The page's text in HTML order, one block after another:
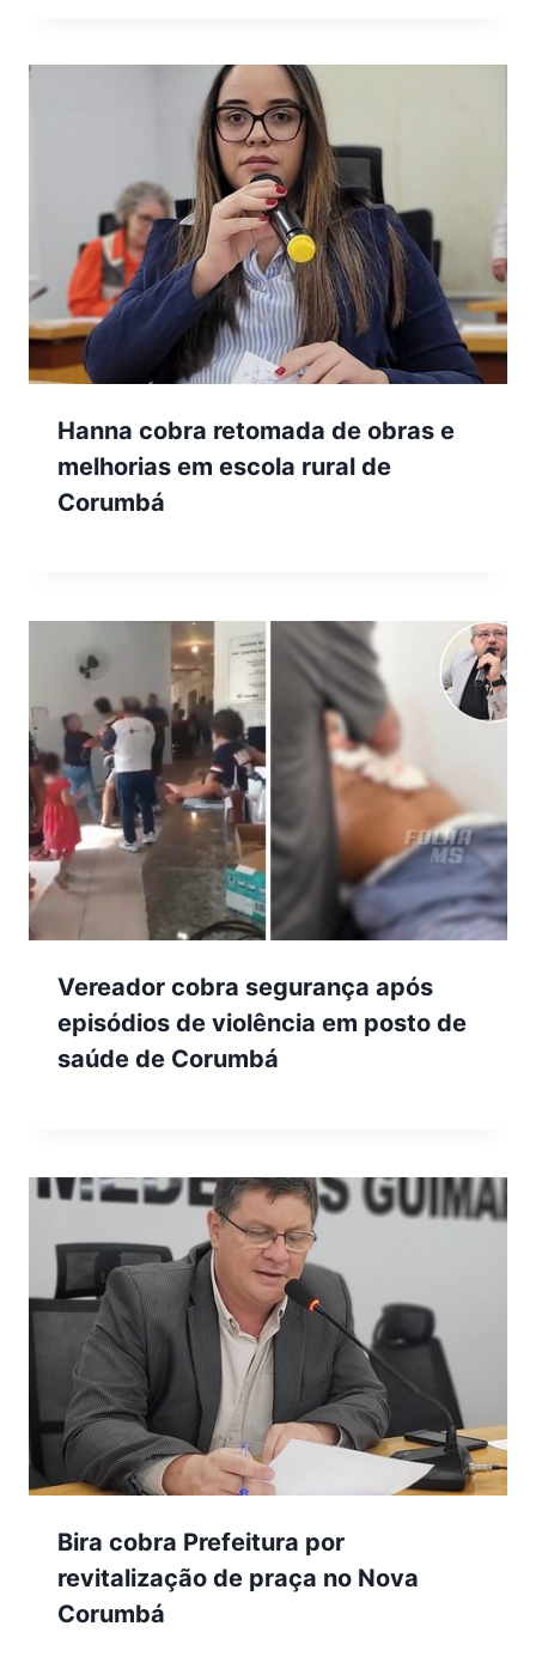
Hanna cobra retomada de obras e
melhorias em escola rural de
Corumbá
Vereador cobra segurança após
episódios de violência em posto de
saúde de Corumbá
Bira cobra Prefeitura por
revitalização de praça no Nova
Corumbá